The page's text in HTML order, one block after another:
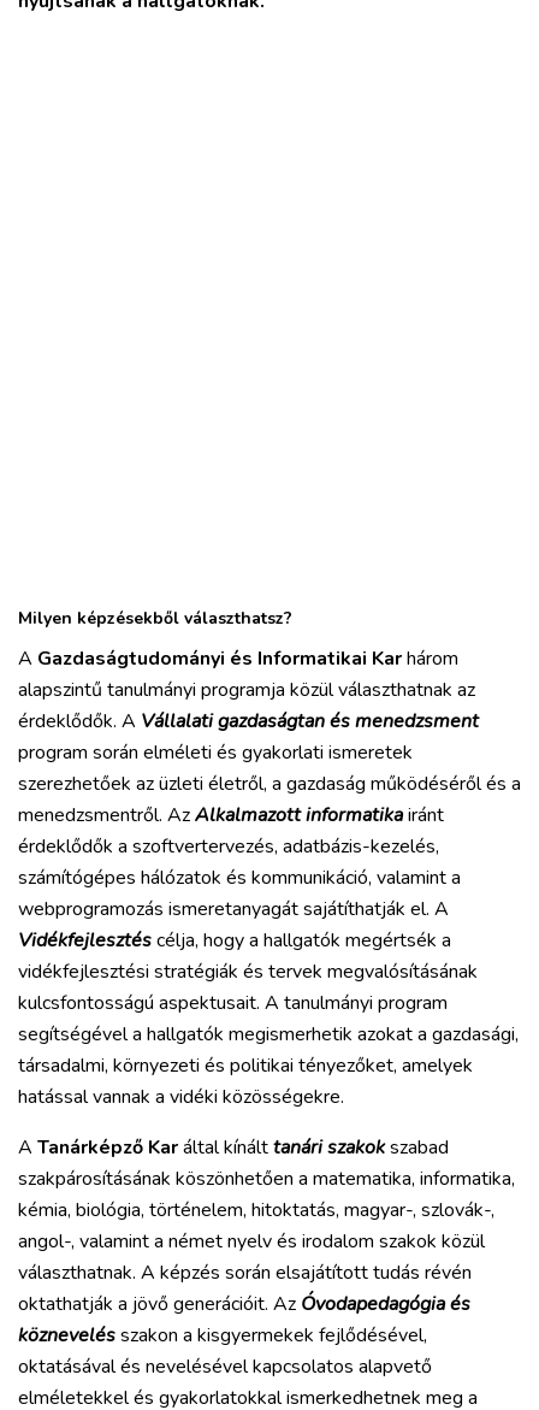
Milyen képzésekből választhatsz?
A Gazdaságtudományi és Informatikai Karhárom
alapszintű tanulmányi programja közül választhatnak az
érdeklődők. A Vállalati gazdaságtan és menedzsment
program során elméleti és gyakorlati ismeretek
szerezhetőek az üzleti életről, a gazdaság működéséről és a
menedzsmentről. AzAlkalmazott informatikairánt
érdeklődők a szoftvertervezés, adatbázis-kezelés,
számítógépes hálózatok és kommunikáció, valamint a
webprogramozás ismeretanyagát sajátíthatják el. A
Vidékfejlesztéscélja, hogy a hallgatók megértsék a
vidékfejlesztési stratégiák és tervek megvalósításának
kulcsfontosságú aspektusait. A tanulmányi program
segítségével a hallgatók megismerhetik azokat a gazdasági,
társadalmi, környezeti és politikai tényezőket, amelyek
hatással vannak a vidéki közösségekre.
A Tanárképző Karáltal kínálttanári szakokszabad
szakpárosításának köszönhetően a matematika, informatika,
kémia, biológia, történelem, hitoktatás, magyar-, szlovák-,
angol-, valamint a német nyelv és irodalom szakok közül
választhatnak. A képzés során elsajátított tudás révén
oktathatják a jövő generációit. Az Óvodapedagógia és
köznevelésszakon a kisgyermekek fejlődésével,
oktatásával és nevelésével kapcsolatos alapvető
elméletekkel és gyakorlatokkal ismerkedhetnek meg a